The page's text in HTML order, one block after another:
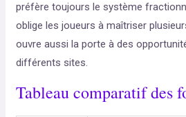
préfère toujours le système
oblige les joueurs à maîtriser
ouvre aussi la porte à des
différents sites.
Tableau comparatif des